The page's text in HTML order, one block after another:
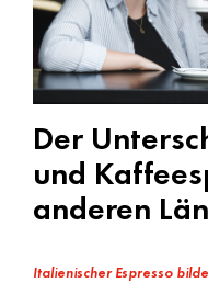
Der
und
anderen
Italienischer Espresso